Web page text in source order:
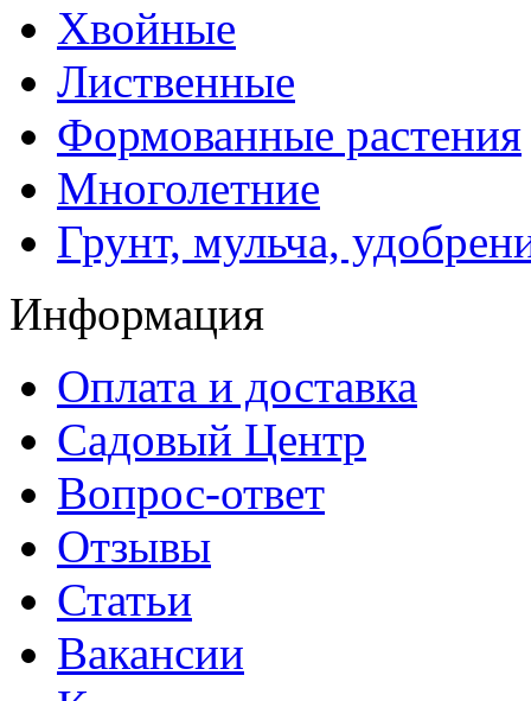
Хвойные
Лиственные
Формованные растения
Многолетние
Грунт, мульча,
Информация
Оплата и доставка
Садовый Центр
Вопрос-ответ
Отзывы
Статьи
Вакансии